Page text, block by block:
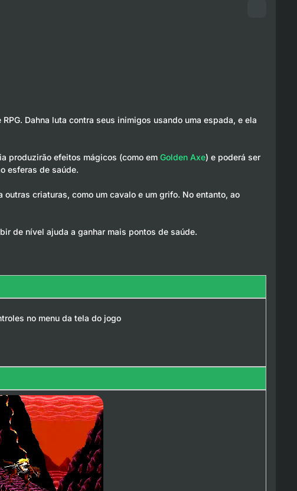
Dahna luta contra seus inimigos usando uma espada, e ela
produzirão efeitos mágicos (como em Golden Axe) e poderá ser
esferas de saúde.
criaturas, como um cavalo e um grifo. No entanto, ao
de nível ajuda a ganhar mais pontos de saúde.
no menu da tela do jogo